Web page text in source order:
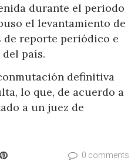
durante el periodo
el levantamiento de
de reporte periódico e
país.
definitiva
lo que, de acuerdo a
a un juez de
Pinterest 0 comments